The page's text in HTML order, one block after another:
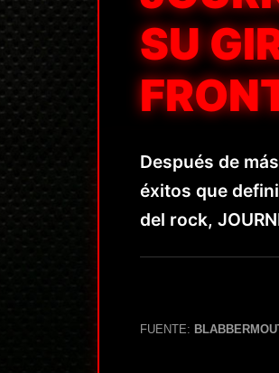
SU
Después de
éxitos que
del rock,
FUENTE: